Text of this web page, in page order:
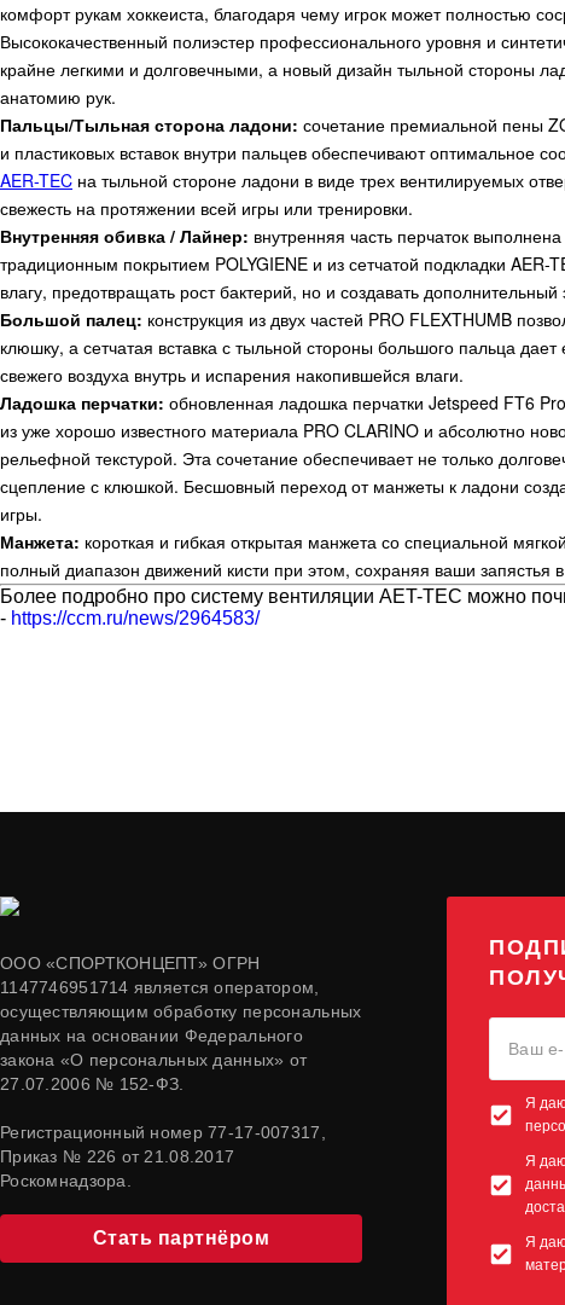
комфорт рукам хоккеиста, благодаря чему игрок может полностью
Высококачественный полиэстер профессионального уровня и
крайне легкими и долговечными, а новый дизайн тыльной стороны
анатомию рук.
Пальцы/Тыльная сторона ладони: сочетание премиальной пены
и пластиковых вставок внутри пальцев обеспечивают оптимальное
AER-TEC на тыльной стороне ладони в виде трех вентилируемых
свежесть на протяжении всей игры или тренировки.
Внутренняя обивка / Лайнер: внутренняя часть перчаток
традиционным покрытием POLYGIENE и из сетчатой подкладки AER-
влагу, предотвращать рост бактерий, но и создавать
Большой палец: конструкция из двух частей PRO FLEXTHUMB
клюшку, а сетчатая вставка с тыльной стороны большого пальца
свежего воздуха внутрь и испарения накопившейся влаги.
Ладошка перчатки: обновленная ладошка перчатки Jetspeed FT6
из уже хорошо известного материала PRO CLARINO и абсолютно
рельефной текстурой. Эта сочетание обеспечивает не только
сцепление с клюшкой. Бесшовный переход от манжеты к ладони
игры.
Манжета: короткая и гибкая открытая манжета со специальной
полный диапазон движений кисти при этом, сохраняя ваши запястья
Более подробно про систему вентиляции AET-TEC можно
- https://ccm.ru/news/2964583/
ООО «СПОРТКОНЦЕПТ» ОГРН
1147746951714 является оператором,
осуществляющим обработку персональных
данных на основании Федерального
закона «О персональных данных» от
27.07.2006 № 152-ФЗ.
Регистрационный номер 77-17-007317,
Приказ № 226 от 21.08.2017
Роскомнадзора.
Стать партнёром
Я даю
Я
Я